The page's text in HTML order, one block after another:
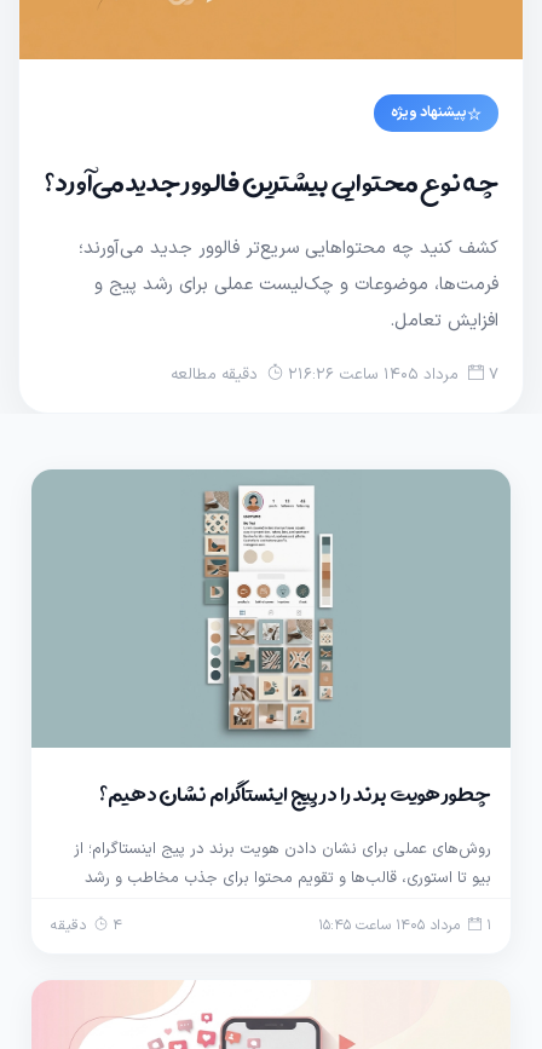
پیشنهاد ویژه
چه نوع محتوایی بیشترین فالوور جدید می‌آورد؟
کشف کنید چه محتواهایی سریع‌تر فالوور جدید می‌آورند؛
فرمت‌ها، موضوعات و چک‌لیست عملی برای رشد پیج و
افزایش تعامل.
7 مرداد 1405 ساعت 16:26 2 دقیقه مطالعه
چطور هویت برند را در پیج اینستاگرام نشان دهیم؟
روش‌های عملی برای نشان دادن هویت برند در پیج اینستاگرام؛ از
بیو تا استوری، قالب‌ها و تقویم محتوا برای جذب مخاطب و رشد
1 مرداد 1405 ساعت 15:45 4 دقیقه